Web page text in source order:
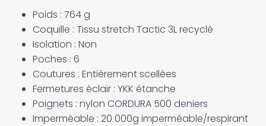
Poids : 764 g
Coquille : Tissu stretch Tactic 3L recyclé
Isolation : Non
Poches : 6
Coutures : Entièrement scellées
Fermetures éclair : YKK étanche
Poignets : nylon CORDURA 500 deniers
Imperméable : 20 000g imperméable/respirant